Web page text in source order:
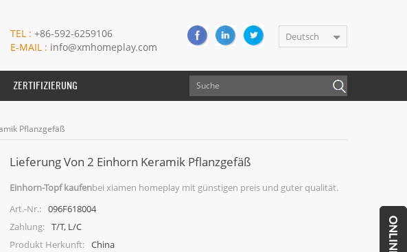
Deutsch
TEL : +86-592-6259106
E-MAIL : info@xmhomeplay.com
ZERTIFIZIERUNG
Pflanzgefäß
Lieferung Von 2 Einhorn Keramik Pflanzgefäß
Einhorn-Topf kaufenbei xiamen homeplay mit günstigen preis und guter qualität.
Art.-Nr.: 096F618004
Zahlung: T/T, L/C
Produkt Herkunft: China